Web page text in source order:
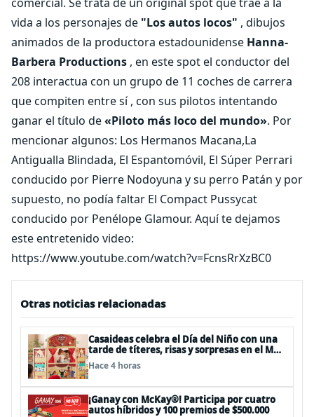
vida a los personajes de "Los autos locos" , dibujos
animados de la productora estadounidense Hanna-
Barbera Productions , en este spot el conductor del
208 interactua con un grupo de 11 coches de carrera
que compiten entre sí , con sus pilotos intentando
ganar el título de«Piloto más loco del mundo». Por
mencionar algunos: Los Hermanos Macana,La
Antigualla Blindada, El Espantomóvil, El Súper Perrari
conducido por Pierre Nodoyuna y su perro Patán y por
supuesto, no podía faltar El Compact Pussycat
conducido por Penélope Glamour. Aquí te dejamos
este entretenido video:
https://www.youtube.com/watch?v=FcnsRrXzBC0
Otras noticias relacionadas
Casaideas celebra el Día del Niño con una
tarde de títeres, risas y sorpresas en el Mall
Plaza Vespucio
Hace 4 horas
¡Ganay con McKay®! Participa por cuatro
autos híbridos y 100 premios de $500.000